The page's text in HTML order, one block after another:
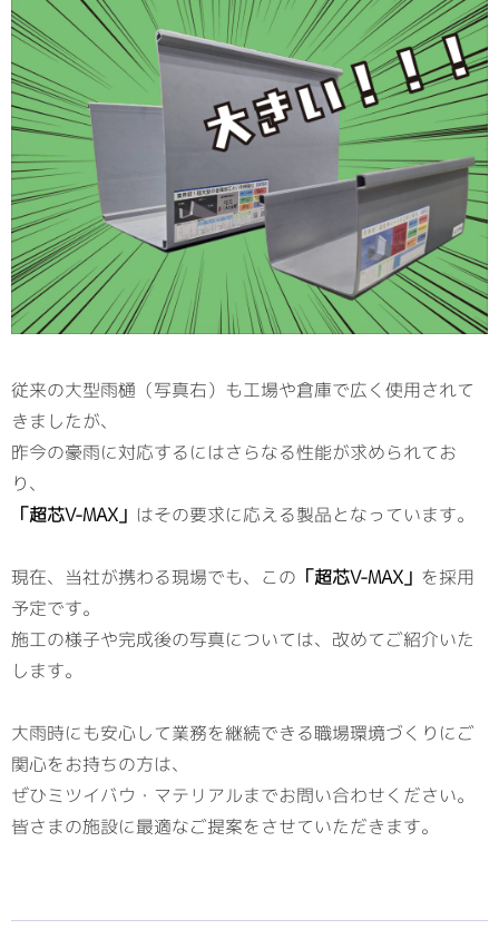
従来の大型雨樋（写真右）も工場や倉庫で広く使用されて
きましたが、
昨今の豪雨に対応するにはさらなる性能が求められてお
り、
「超芯V-MAX」 はその要求に応える製品となっています。
現在、当社が携わる現場でも、この 「超芯V-MAX」 を採用
予定です。
施工の様子や完成後の写真については、改めてご紹介いた
します。
大雨時にも安心して業務を継続できる職場環境づくりにご
関心をお持ちの方は、
ぜひミツイバウ・マテリアルまでお問い合わせください。
皆さまの施設に最適なご提案をさせていただきます。